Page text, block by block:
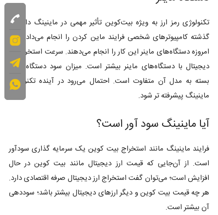
تکنولوژی رمز ارز به ویژه بیت‌کوین تأثیر مهمی در ماینینگ دارد. در
گذشته کامپیوترهای شخصی فرایند ماین کردن را انجام می‌دادند اما
امروزه دستگاه‌های ماینر این کار را انجام می‌دهند. سرعت استخراج ارز
دیجیتال با دستگاه‌های ماینر بیشتر است. میزان سود دستگاه ماینر
بسته به مدل آن متفاوت است. احتمال می‌رود در آینده تکنولوژی
ماینینگ پیشرفته تر شود.
آیا ماینینگ سود آور است؟
فرایند ماینینگ مانند استخراج بیت کوین یک سرمایه گذاری سودآور
است. از آن‌جایی که قیمت ارز دیجیتال مانند بیت کوین در حال
افزایش است؛ می‌توان گفت استخراج ارز دیجیتال صرفه اقتصادی دارد.
هر چه قیمت بیت کوین و دیگر ارزهای دیجیتال بیشتر باشد؛ سوددهی
آن بیشتر است.